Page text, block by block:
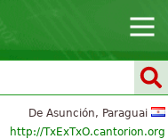
De Asunción, Paraguai
http://TxExTxO.cantorion.org